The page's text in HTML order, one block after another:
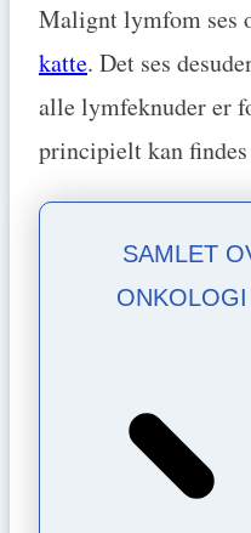
Malignt lymfom ses
katte. Det ses
alle lymfeknuder er
principielt kan
SAMLET